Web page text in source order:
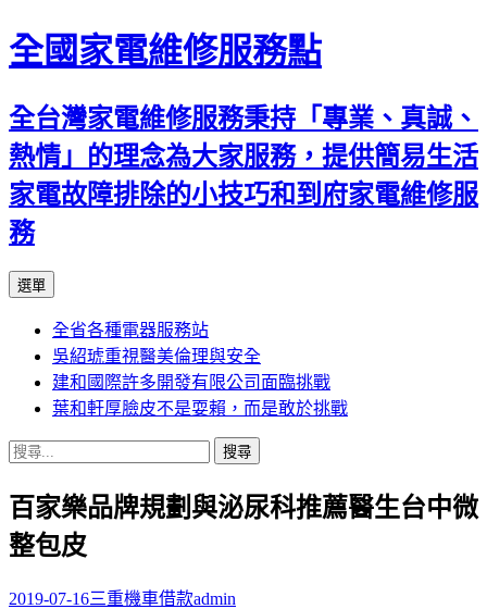
全國家電維修服務點
全台灣家電維修服務秉持「專業、真誠、
熱情」的理念為大家服務，提供簡易生活
家電故障排除的小技巧和到府家電維修服
務
選單
主
要
內
容
全省各種電器服務站
吳紹琥重視醫美倫理與安全
建和國際許多開發有限公司面臨挑戰
葉和軒厚臉皮不是耍賴，而是敢於挑戰
搜
關
鍵
字:
百家樂品牌規劃與泌尿科推薦醫生台中微
整包皮
2019-07-16三重機車借款admin